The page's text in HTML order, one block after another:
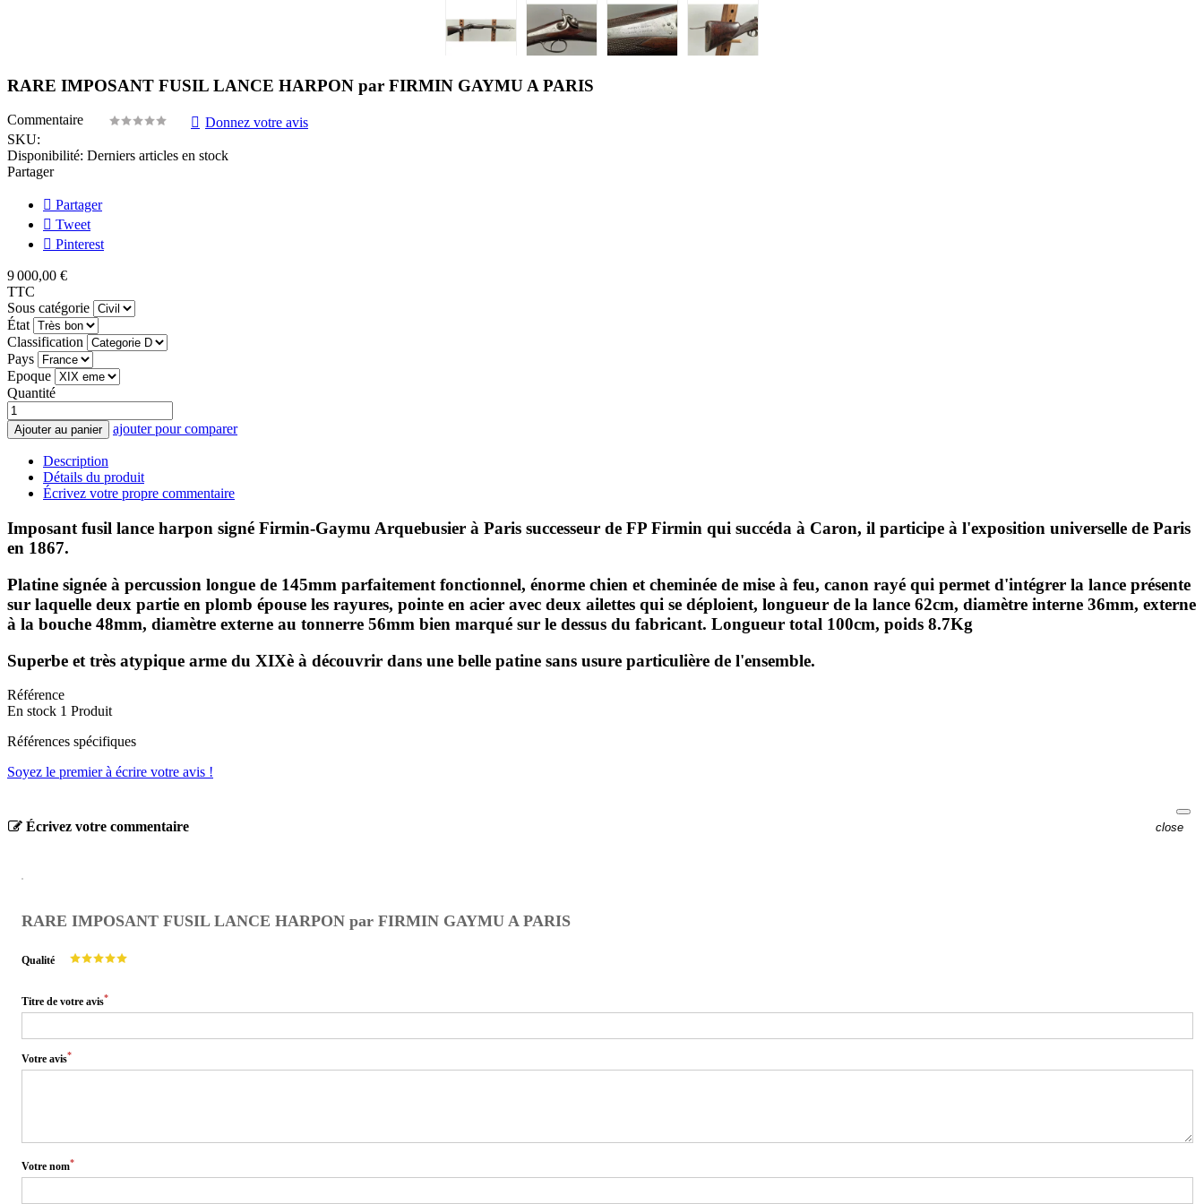
RARE IMPOSANT FUSIL LANCE HARPON par FIRMIN GAYMU A PARIS
Commentaire
Donnez votre avis
SKU:
Disponibilité: Derniers articles en stock
Partager
Partager
Tweet
Pinterest
9 000,00 €
TTC
Sous catégorie
État
Classification
Pays
Epoque
Quantité
Ajouter au panier ajouter pour comparer
Description
Détails du produit
Écrivez votre propre commentaire
Imposant fusil lance harpon signé Firmin-Gaymu Arquebusier à Paris successeur de FP Firmin qui succéda à Caron, il participe à l'exposition universelle de Paris
en 1867.
Platine signée à percussion longue de 145mm parfaitement fonctionnel, énorme chien et cheminée de mise à feu, canon rayé qui permet d'intégrer la lance présente
sur laquelle deux partie en plomb épouse les rayures, pointe en acier avec deux ailettes qui se déploient, longueur de la lance 62cm, diamètre interne 36mm, externe
à la bouche 48mm, diamètre externe au tonnerre 56mm bien marqué sur le dessus du fabricant. Longueur total 100cm, poids 8.7Kg
Superbe et très atypique arme du XIXè à découvrir dans une belle patine sans usure particulière de l'ensemble.
Référence
En stock 1 Produit
Références spécifiques
Soyez le premier à écrire votre avis !
Écrivez votre commentaire close
RARE IMPOSANT FUSIL LANCE HARPON par FIRMIN GAYMU A PARIS
Qualité
Titre de votre avis*
Votre avis*
Votre nom*